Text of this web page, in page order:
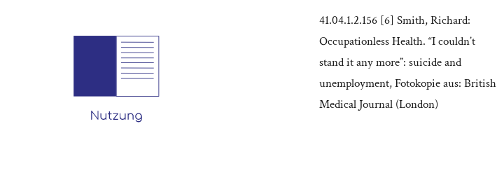
41.04.1.2.156 [6] Smith, Richard:
Occupationless Health. “I couldn’t
stand it any more”: suicide and
unemployment, Fotokopie aus: British
Medical Journal (London)